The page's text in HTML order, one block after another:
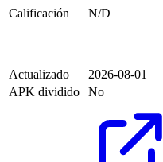
Calificación N/D
Actualizado 2026-08-01
APK dividido
No